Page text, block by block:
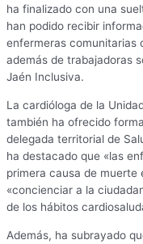
ha finalizado con una
han podido recibir
enfermeras comunitarias
además de trabajadoras
Jaén Inclusiva.
La cardióloga de la
también ha ofrecido
delegada territorial de
ha destacado que «las
primera causa de muerte
«concienciar a la
de los hábitos
Además, ha subrayado